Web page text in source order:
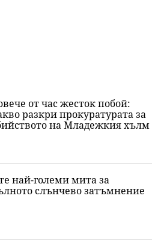
от час жесток побой:
разкри прокуратурата за
на Младежкия хълм
най-големи мита за
слънчево затъмнение